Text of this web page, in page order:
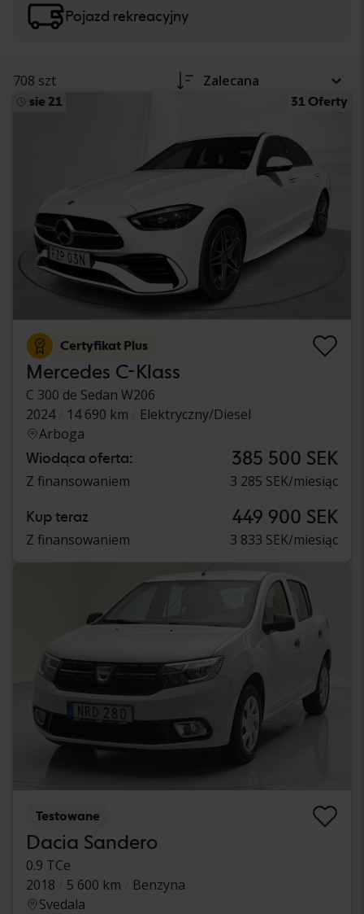
Pojazd rekreacyjny
708 szt Zalecana
sie 21 31 Oferty
Certyfikat Plus
Mercedes C-Klass
C 300 de Sedan W206
2024
14 690 km
Elektryczny/Diesel
Arboga
Wiodąca oferta: 385 500 SEK
Z finansowaniem 3 285 SEK/miesiąc
Kup teraz 449 900 SEK
Z finansowaniem 3 833 SEK/miesiąc
Testowane
Dacia Sandero
0.9 TCe
2018
5 600 km
Benzyna
Svedala